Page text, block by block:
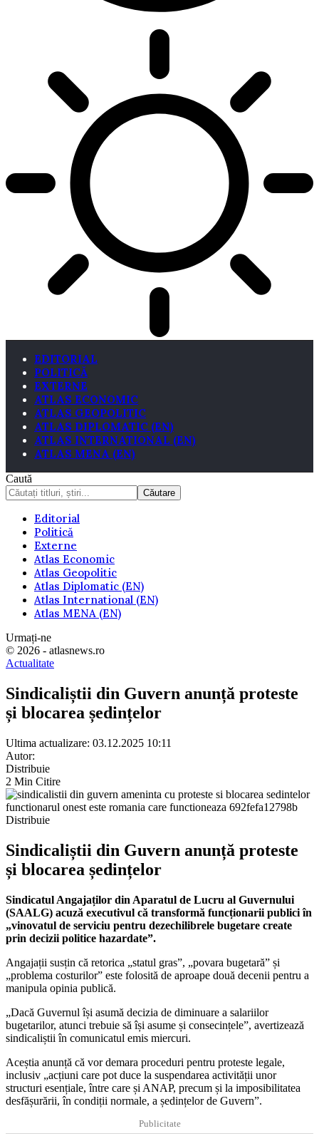
EDITORIAL
POLITICĂ
EXTERNE
ATLAS ECONOMIC
ATLAS GEOPOLITIC
ATLAS DIPLOMATIC (EN)
ATLAS INTERNATIONAL (EN)
ATLAS MENA (EN)
Caută
Editorial
Politică
Externe
Atlas Economic
Atlas Geopolitic
Atlas Diplomatic (EN)
Atlas International (EN)
Atlas MENA (EN)
Urmați-ne
© 2026 - atlasnews.ro
Actualitate
Sindicaliștii din Guvern anunță proteste
și blocarea ședințelor
Ultima actualizare: 03.12.2025 10:11
Autor:
Distribuie
2 Min Citire
Distribuie
Sindicaliștii din Guvern anunță proteste
și blocarea ședințelor
Sindicatul Angajaților din Aparatul de Lucru al Guvernului
(SAALG) acuză executivul că transformă funcționarii publici în
„vinovatul de serviciu pentru dezechilibrele bugetare create
prin decizii politice hazardate”.
Angajații susțin că retorica „statul gras”, „povara bugetară” și
„problema costurilor” este folosită de aproape două decenii pentru a
manipula opinia publică.
„Dacă Guvernul își asumă decizia de diminuare a salariilor
bugetarilor, atunci trebuie să își asume și consecințele”, avertizează
sindicaliștii în comunicatul emis miercuri.
Aceștia anunță că vor demara proceduri pentru proteste legale,
inclusiv „acțiuni care pot duce la suspendarea activității unor
structuri esențiale, între care și ANAP, precum și la imposibilitatea
desfășurării, în condiții normale, a ședințelor de Guvern”.
Publicitate